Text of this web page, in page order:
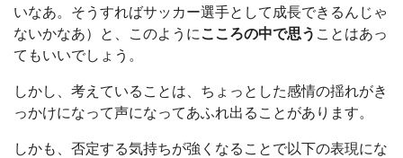
いなあ。そうすればサッカー選手として成長できるんじゃ
ないかなあ）と、このように こころの中で思う ことはあっ
てもいいでしょう。
しかし、考えていることは、ちょっとした感情の揺れがき
っかけになって声になってあふれ出ることがあります。
しかも、否定する気持ちが強くなることで以下の表現にな